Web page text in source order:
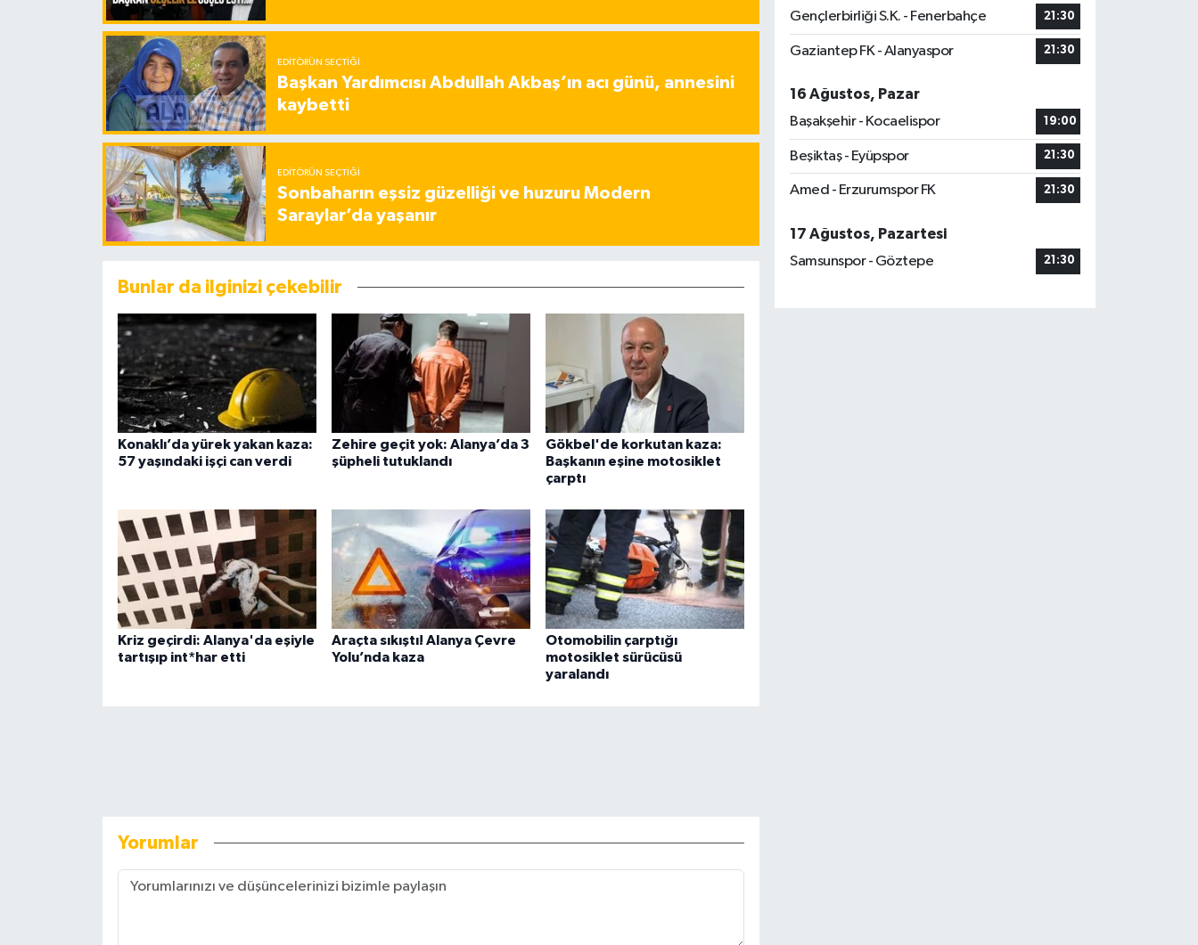
EDITÖRÜN SEÇTIĞI
Başkan Yardımcısı Abdullah Akbaş’ın acı günü, annesini
kaybetti
EDITÖRÜN SEÇTIĞI
Sonbaharın eşsiz güzelliği ve huzuru Modern
Saraylar’da yaşanır
Bunlar da ilginizi çekebilir
Konaklı’da yürek yakan kaza:
57 yaşındaki işçi can verdi
Zehire geçit yok: Alanya’da 3
şüpheli tutuklandı
Gökbel'de korkutan kaza:
Başkanın eşine motosiklet
çarptı
Kriz geçirdi: Alanya'da eşiyle
tartışıp int*har etti
Araçta sıkıştı! Alanya Çevre
Yolu’nda kaza
Otomobilin çarptığı
motosiklet sürücüsü
yaralandı
Yorumlar
Gençlerbirliği S.K. - Fenerbahçe 21:30
Gaziantep FK - Alanyaspor 21:30
16 Ağustos, Pazar
Başakşehir - Kocaelispor
19:00
Beşiktaş - Eyüpspor 21:30
Amed - Erzurumspor FK 21:30
17 Ağustos, Pazartesi
Samsunspor - Göztepe
21:30